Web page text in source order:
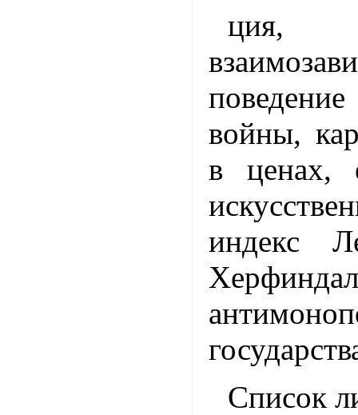
ция,
войны,
в ценах,
индекс
Список